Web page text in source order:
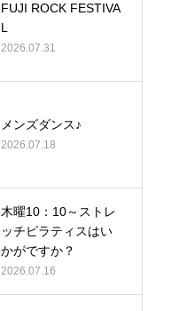
FUJI ROCK FESTIVA
L
2026.07.31
メンズダンス♪
2026.07.18
木曜10：10～ストレ
ッチピラティスはい
かがですか？
2026.07.16